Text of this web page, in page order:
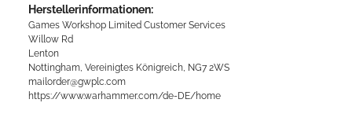
Herstellerinformationen:
Games Workshop Limited Customer Services
Willow Rd
Lenton
Nottingham, Vereinigtes Königreich, NG7 2WS
mailorder@gwplc.com
https://www.warhammer.com/de-DE/home